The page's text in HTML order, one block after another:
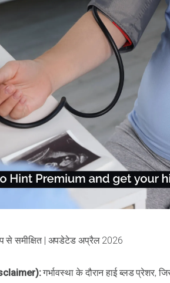
से समीक्षित | अपडेटेड अप्रैल 2026
गर्भावस्था के दौरान हाई ब्लड प्रेशर,